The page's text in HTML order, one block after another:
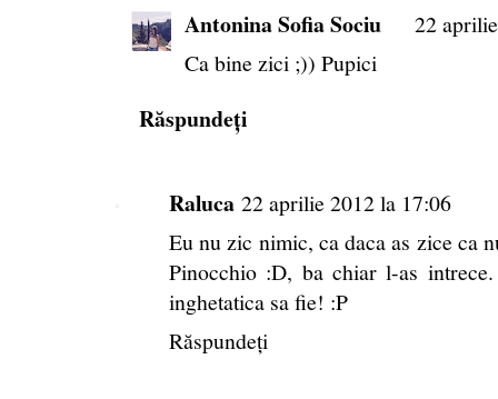
Antonina Sofia Sociu
22
Ca bine zici ;)) Pupici
Răspundeți
Raluca 22 aprilie 2012 la 17:06
Eu nu zic nimic, ca daca as zice ca
Pinocchio :D, ba chiar l-as
inghetatica sa fie! :P
Răspundeți